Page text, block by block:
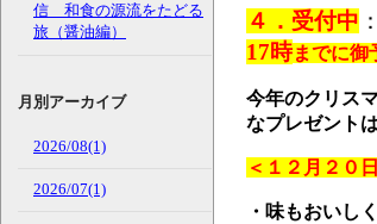
信 和食の源流をたどる
旅（醤油編）
月別アーカイブ
2026/08(1)
2026/07(1)
４．受付中 ：
17時までに御
今年のクリス
なプレゼント
＜１２月２０
・味もおいし